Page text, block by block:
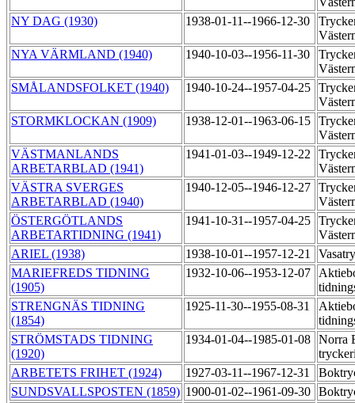
NY DAG (1930)
1938-01-11--1966-12-30
NYA VÄRMLAND (1940)
1940-10-03--1956-11-30
SMÅLANDSFOLKET (1940)
1940-10-24--1957-04-25
STORMKLOCKAN (1909)
1938-12-01--1963-06-15
VÄSTMANLANDS
ARBETARBLAD (1941)
1941-01-03--1949-12-22
VÄSTRA SVERGES
ARBETARBLAD (1940)
1940-12-05--1946-12-27
ÖSTERGÖTLANDS
ARBETARTIDNING (1941)
1941-10-31--1957-04-25
ARIEL (1938)
1938-10-01--1957-12-21
MARIEFREDS TIDNING
(1905)
1932-10-06--1953-12-07
STRENGNÄS TIDNING
(1854)
1925-11-30--1955-08-31
STRÖMSTADS TIDNING
(1920)
1934-01-04--1985-01-08 Norra
ARBETETS FRIHET (1924)
1927-03-11--1967-12-31
SUNDSVALLSPOSTEN (1859) 1900-01-02--1961-09-30